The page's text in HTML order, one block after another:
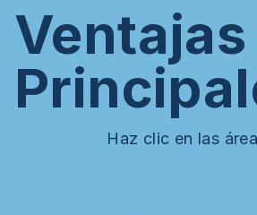
Ventajas
Haz clic en las